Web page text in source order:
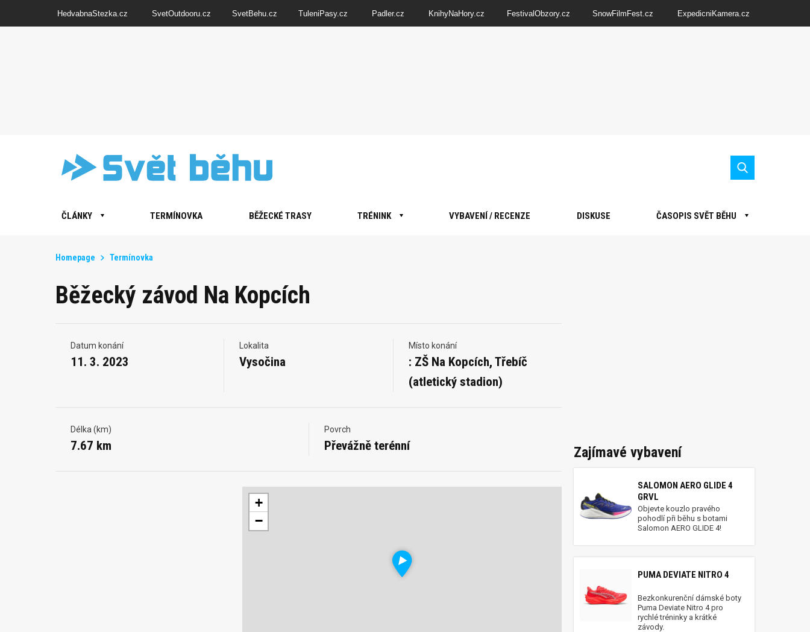
HedvabnaStezka.cz SvetOutdooru.cz SvetBehu.cz TuleniPasy.cz Padler.cz KnihyNaHory.cz FestivalObzory.cz SnowFilmFest.cz ExpedicniKamera.cz
ČLÁNKY TERMÍNOVKA BĚŽECKÉ TRASY TRÉNINK VYBAVENÍ / RECENZE DISKUSE ČASOPIS SVĚT BĚHU
Homepage Termínovka
Běžecký závod Na Kopcích
Datum konání
11. 3. 2023
Lokalita
Vysočina
Místo konání
: ZŠ Na Kopcích, Třebíč
(atletický stadion)
Délka (km)
7.67 km
Povrch
Převážně terénní
+
−
Zajímavé vybavení
SALOMON AERO GLIDE 4
GRVL
Objevte kouzlo pravého
pohodlí při běhu s botami
Salomon AERO GLIDE 4!
PUMA DEVIATE NITRO 4
Bezkonkurenční dámské boty
Puma Deviate Nitro 4 pro
rychlé tréninky a krátké
závody.